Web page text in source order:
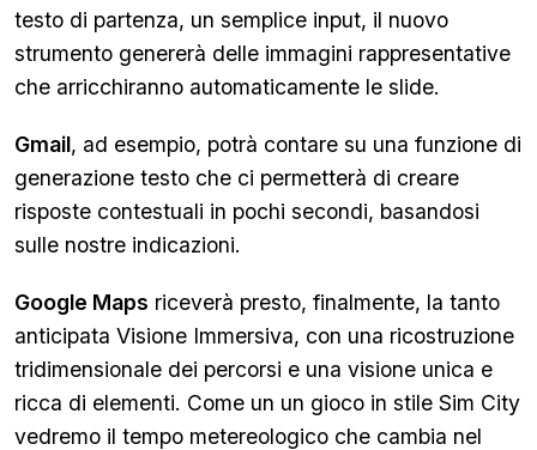
testo di partenza, un semplice input, il nuovo
strumento genererà delle immagini rappresentative
che arricchiranno automaticamente le slide.
Gmail, ad esempio, potrà contare su una funzione di
generazione testo che ci permetterà di creare
risposte contestuali in pochi secondi, basandosi
sulle nostre indicazioni.
Google Maps riceverà presto, finalmente, la tanto
anticipata Visione Immersiva, con una ricostruzione
tridimensionale dei percorsi e una visione unica e
ricca di elementi. Come un un gioco in stile Sim City
vedremo il tempo metereologico che cambia nel